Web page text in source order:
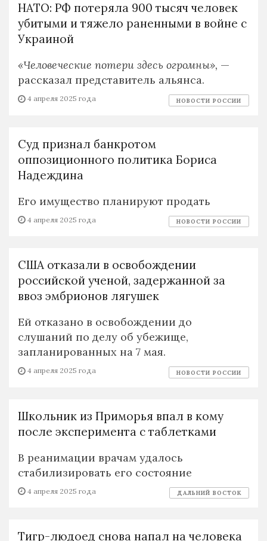
НАТО: РФ потеряла 900 тысяч человек
убитыми и тяжело раненными в войне с
Украиной
«Человеческие потери здесь огромны», —
рассказал представитель альянса.
4 апреля 2025 года НОВОСТИ РОССИИ
Суд признал банкротом
оппозиционного политика Бориса
Надеждина
Его имущество планируют продать
4 апреля 2025 года НОВОСТИ РОССИИ
США отказали в освобождении
российской ученой, задержанной за
ввоз эмбрионов лягушек
Ей отказано в освобождении до
слушаний по делу об убежище,
запланированных на 7 мая.
4 апреля 2025 года НОВОСТИ РОССИИ
Школьник из Приморья впал в кому
после эксперимента с таблетками
В реанимации врачам удалось
стабилизировать его состояние
4 апреля 2025 года ДАЛЬНИЙ ВОСТОК
Тигр-людоед снова напал на человека